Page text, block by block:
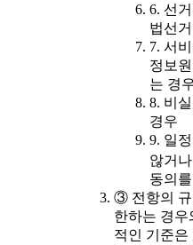
6. 선
법선
7. 서
정보
는 경
8. 비
경우
9. 일
않거
동의
③ 전항의 규
한하는 경우
적인 기준은